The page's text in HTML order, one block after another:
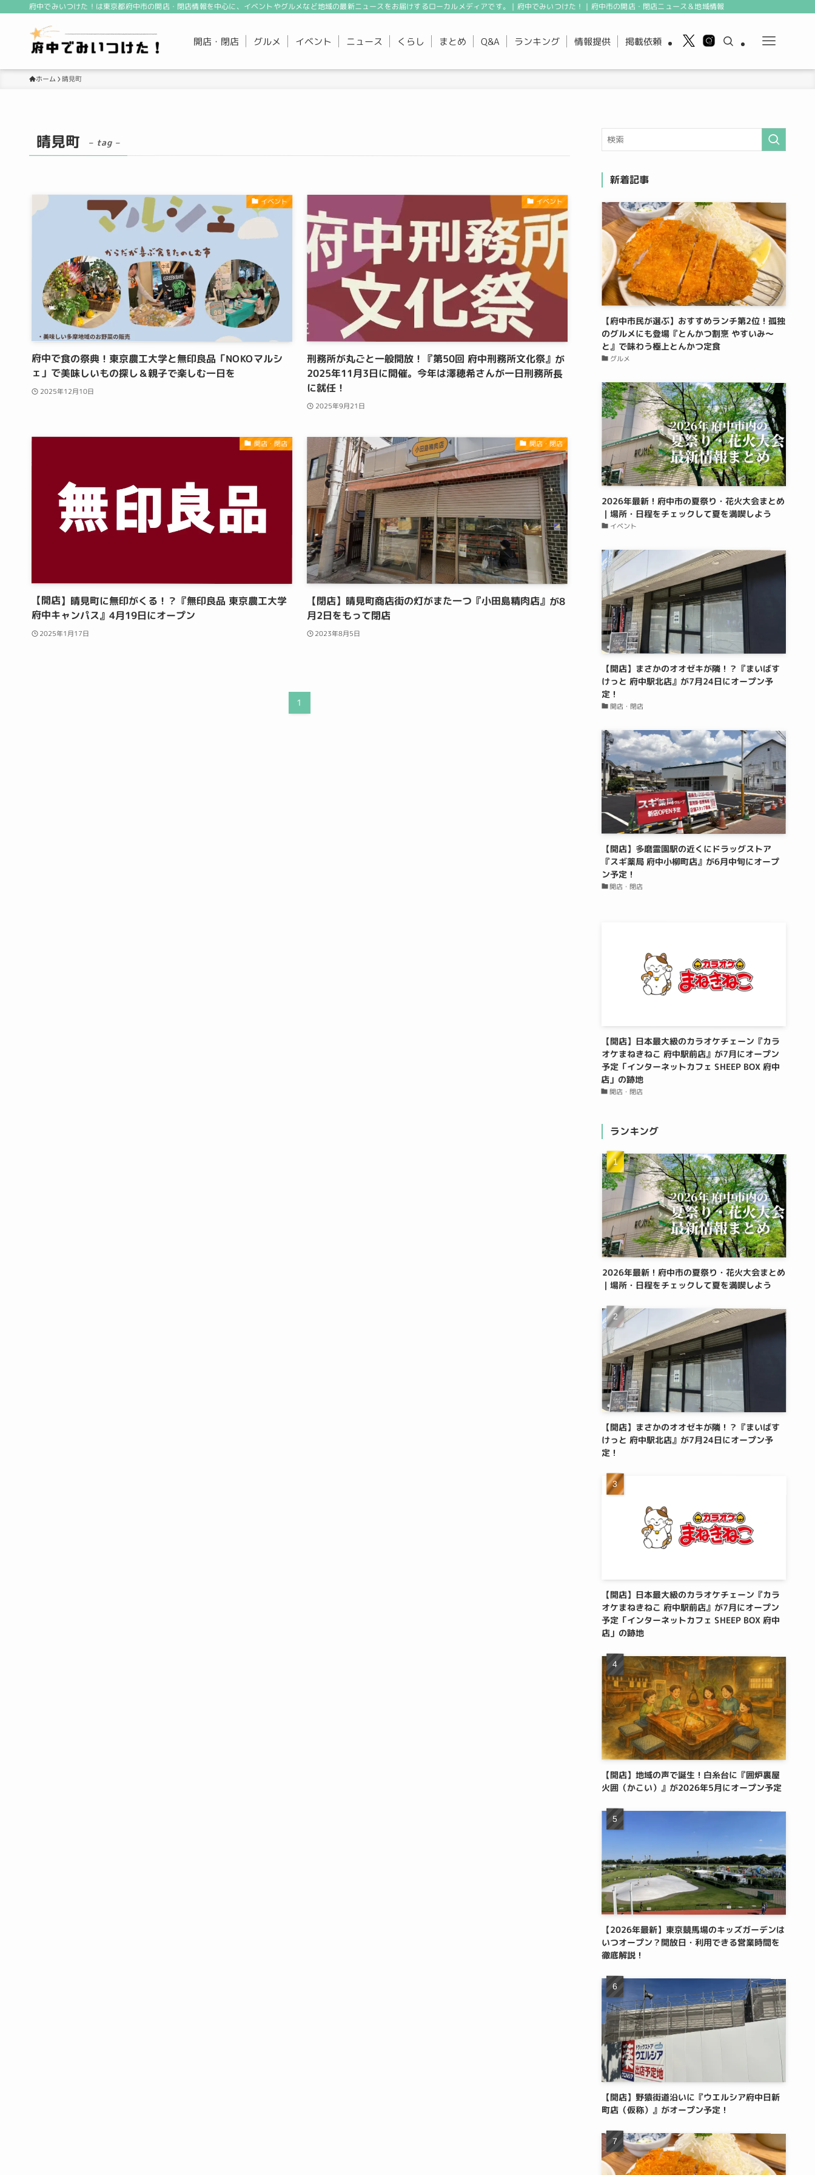
府中でみいつけた！は東京都府中市の開店・閉店情報を中心に、イベントやグルメなど地域の最新ニュースをお届けするローカルメディアです。 | 府中でみいつけた！｜府中市の開店・閉店ニュース＆地域情報
開店・閉店 グルメ イベント ニュース くらし まとめ Q&A ランキング 情報提供 掲載依頼
ホーム 晴見町
晴見町 – tag –
イベント
府中で食の祭典！東京農工大学と無印良品「NOKOマルシ
ェ」で美味しいもの探し＆親子で楽しむ一日を
2025年12月10日
イベント
刑務所が丸ごと一般開放！『第50回 府中刑務所文化祭』が
2025年11月3日に開催。今年は澤穂希さんが一日刑務所長
に就任！
2025年9月21日
開店・閉店
【開店】晴見町に無印がくる！？『無印良品 東京農工大学
府中キャンパス』4月19日にオープン
2025年1月17日
開店・閉店
【閉店】晴見町商店街の灯がまた一つ『小田島精肉店』が8
月2日をもって閉店
2023年8月5日
1
新着記事
【府中市民が選ぶ】おすすめランチ第2位！孤独
のグルメにも登場『とんかつ割烹 やすいみ〜
と』で味わう極上とんかつ定食
グルメ
2026年最新！府中市の夏祭り・花火大会まとめ
｜場所・日程をチェックして夏を満喫しよう
イベント
【開店】まさかのオオゼキが隣！？『まいばす
けっと 府中駅北店』が7月24日にオープン予
定！
開店・閉店
【開店】多磨霊園駅の近くにドラッグストア
『スギ薬局 府中小柳町店』が6月中旬にオープ
ン予定！
開店・閉店
【開店】日本最大級のカラオケチェーン『カラ
オケまねきねこ 府中駅前店』が7月にオープン
予定「インターネットカフェ SHEEP BOX 府中
店」の跡地
開店・閉店
ランキング
2026年最新！府中市の夏祭り・花火大会まとめ
｜場所・日程をチェックして夏を満喫しよう
【開店】まさかのオオゼキが隣！？『まいばす
けっと 府中駅北店』が7月24日にオープン予
定！
【開店】日本最大級のカラオケチェーン『カラ
オケまねきねこ 府中駅前店』が7月にオープン
予定「インターネットカフェ SHEEP BOX 府中
店」の跡地
【開店】地域の声で誕生！白糸台に『囲炉裏屋
火囲（かこい）』が2026年5月にオープン予定
【2026年最新】東京競馬場のキッズガーデンは
いつオープン？開放日・利用できる営業時間を
徹底解説！
【開店】野猿街道沿いに『ウエルシア府中日新
町店（仮称）』がオープン予定！